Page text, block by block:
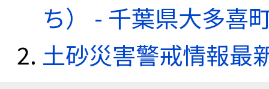
ち） - 千葉県大多喜
土砂災害警戒情報最